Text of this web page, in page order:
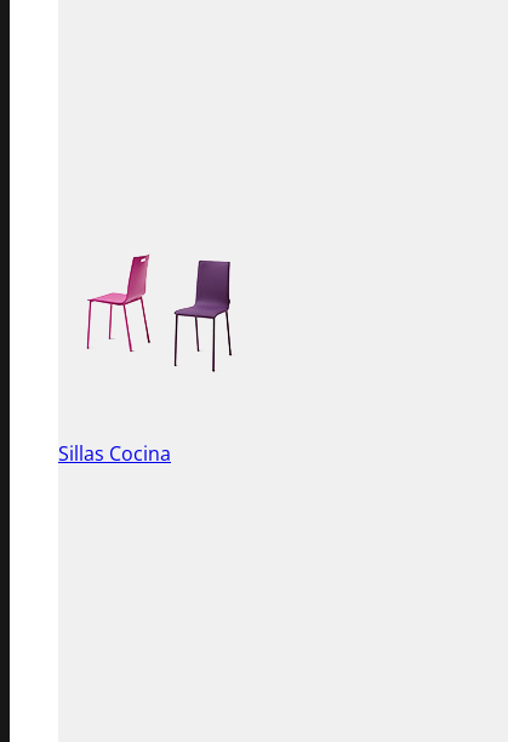
Sillas Cocina